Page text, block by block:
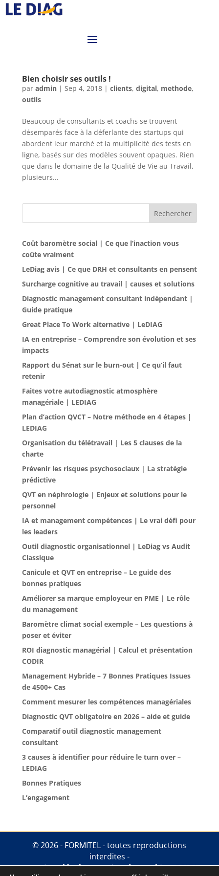
Bien choisir ses outils !
par admin| Sep 4, 2018| clients, digital, methode,
outils
Beaucoup de consultants et coachs se trouvent
désemparés face à la déferlante des startups qui
abordent leur marché et la multiplicité des tests en
ligne, basés sur des modèles souvent opaques. Rien
que dans le domaine de la Qualité de Vie au Travail,
plusieurs...
Rechercher
Coût baromètre social | Ce que l’inaction vous
coûte vraiment
LeDiag avis | Ce que DRH et consultants en pensent
Surcharge cognitive au travail | causes et solutions
Diagnostic management consultant indépendant |
Guide pratique
Great Place To Work alternative | LeDIAG
IA en entreprise – Comprendre son évolution et ses
impacts
Rapport du Sénat sur le burn-out | Ce qu’il faut
retenir
Faites votre autodiagnostic atmosphère
managériale | LEDIAG
Plan d’action QVCT – Notre méthode en 4 étapes |
LEDIAG
Organisation du télétravail | Les 5 clauses de la
charte
Prévenir les risques psychosociaux | La stratégie
prédictive
QVT en néphrologie | Enjeux et solutions pour le
personnel
IA et management compétences | Le vrai défi pour
les leaders
Outil diagnostic organisationnel | LeDiag vs Audit
Classique
Canicule et QVT en entreprise – Le guide des
bonnes pratiques
Améliorer sa marque employeur en PME | Le rôle
du management
Baromètre climat social exemple – Les questions à
poser et éviter
ROI diagnostic managérial | Calcul et présentation
CODIR
Management Hybride – 7 Bonnes Pratiques Issues
de 4500+ Cas
Comment mesurer les compétences managériales
Diagnostic QVT obligatoire en 2026 – aide et guide
Comparatif outil diagnostic management
consultant
3 causes à identifier pour réduire le turn over –
LEDIAG
Bonnes Pratiques
L’engagement
© 2026 - FORMITEL - toutes reproductions
interdites -
mentions légales.gestion des cookies.CGUV